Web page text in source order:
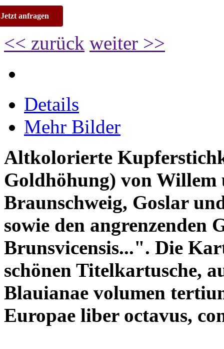
Jetzt anfragen
<< zurück weiter >>
Details
Mehr Bilder
Altkolorierte
Goldhöhung) von Willem
Braunschweig, Goslar
sowie den angrenzenden
Brunsvicensis...". Die
schönen Titelkartusche,
Blauianae volumen
Europae liber octavus,